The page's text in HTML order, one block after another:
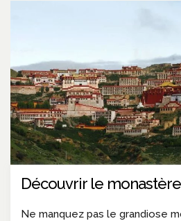
Découvrir le
Ne manquez pas le grandiose